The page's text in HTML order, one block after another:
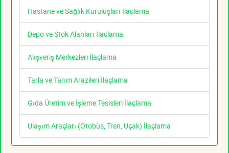
Hastane ve Sağlık Kuruluşları İlaçlama
Depo ve Stok Alanları İlaçlama
Alışveriş Merkezleri İlaçlama
Tarla ve Tarım Arazileri İlaçlama
Gıda Üretim ve İşleme Tesisleri İlaçlama
Ulaşım Araçları (Otobüs, Tren, Uçak) İlaçlama